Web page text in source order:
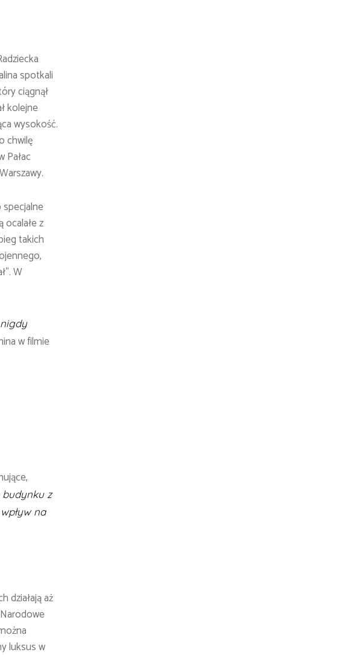
spotkali
ciągnął
kolejne
wysokość.
chwilę
Pałac
z
takich
W
w filmie
budynku z
na
działają aż
luksus w